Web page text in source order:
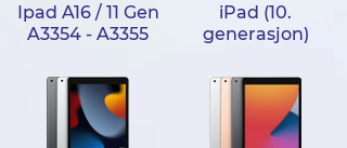
Ipad A16 / 11 Gen
A3354 - A3355
iPad (10.
generasjon)